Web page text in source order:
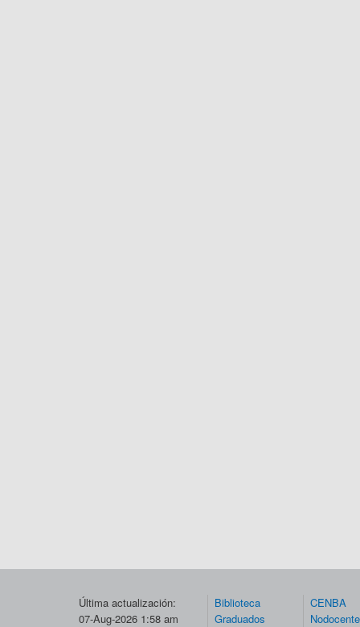
Última actualización:
07-Aug-2026 1:58 am
Biblioteca
Graduados
CENBA